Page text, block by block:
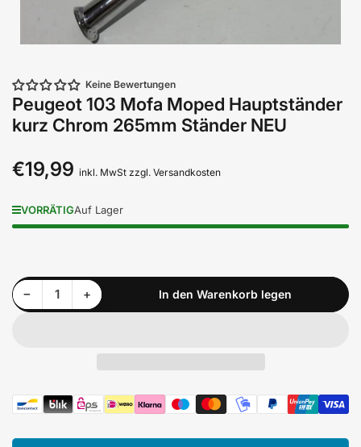
Keine Bewertungen
Peugeot 103 Mofa Moped Hauptständer
kurz Chrom 265mm Ständer NEU
Normaler
€19,99 inkl. MwSt zzgl. Versandkosten
VORRÄTIGAuf Lager
−Menge reduzieren für Peugeot 103 Mofa Moped Hauptständer kurz Chrom 265mm Ständer NEU
Anzahl +Menge erhöhen für Peugeot 103 Mofa Moped Hauptständer kurz Chrom 265mm Ständer NEU In den Warenkorb legen
Zahlungsmethoden